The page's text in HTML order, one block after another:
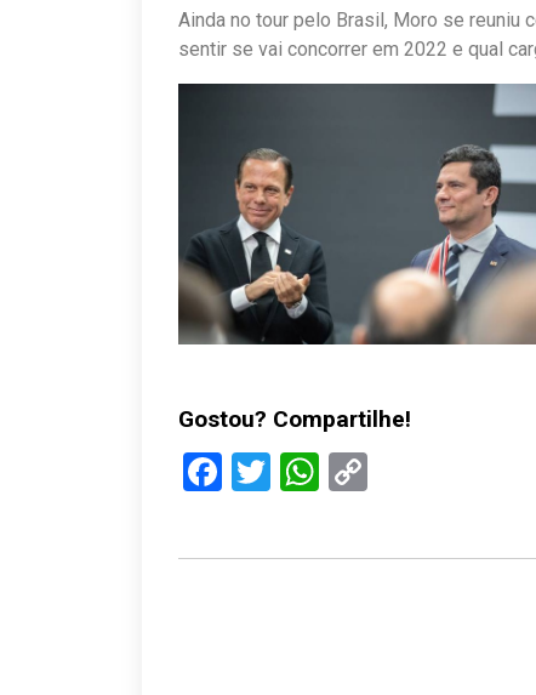
Ainda no tour pelo Brasil, Moro se reuniu
sentir se vai concorrer em 2022 e qual
Gostou? Compartilhe!
Facebook
TwitterWhatsApp